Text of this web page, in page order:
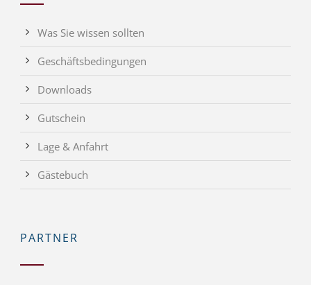
Was Sie wissen sollten
Geschäftsbedingungen
Downloads
Gutschein
Lage & Anfahrt
Gästebuch
PARTNER